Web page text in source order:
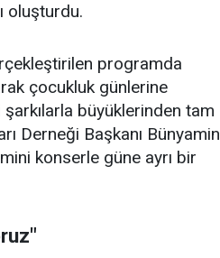
oluşturdu.
programda
çocukluk günlerine
büyüklerinden tam
Derneği Başkanı Bünyamin
konserle güne ayrı bir